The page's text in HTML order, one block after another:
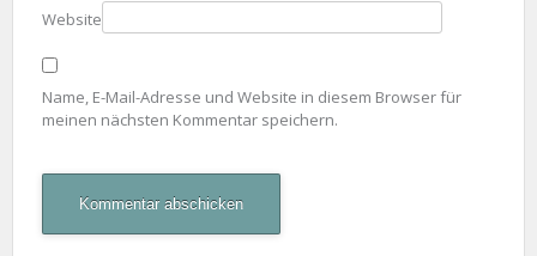
Website
Name, E-Mail-Adresse und Website in diesem Browser für
meinen nächsten Kommentar speichern.